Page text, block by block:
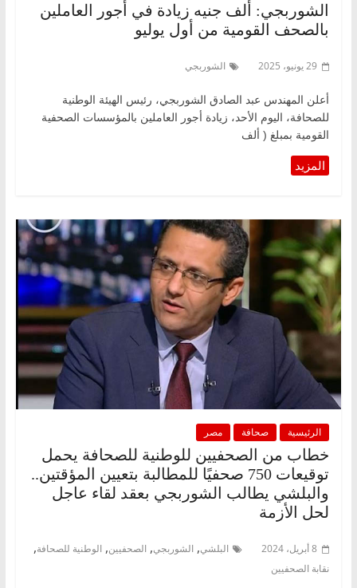
الشوربجي: ألف جنيه زيادة في أجور العاملين
بالصحف القومية من أول يوليو
29 يونيو، 2025 الشوربجي
أعلن المهندس عبد الصادق الشوربجي، رئيس الهيئة الوطنية
للصحافة، اليوم الأحد، زيادة أجور العاملين بالمؤسسات الصحفية
القومية بمبلغ ( ألف
الرئيسية صحافة مصر
خطاب من الصحفيين للوطنية للصحافة يحمل
توقيعات 750 صحفيًا للمطالبة بتعيين المؤقتين..
والبلشي يطالب الشوربجي بعقد لقاء عاجل
لحل الأزمة
8 أبريل، 2024 البلشي, الشوربجي, الصحفيين, الوطنية للصحافة,
نقابة الصحفيين